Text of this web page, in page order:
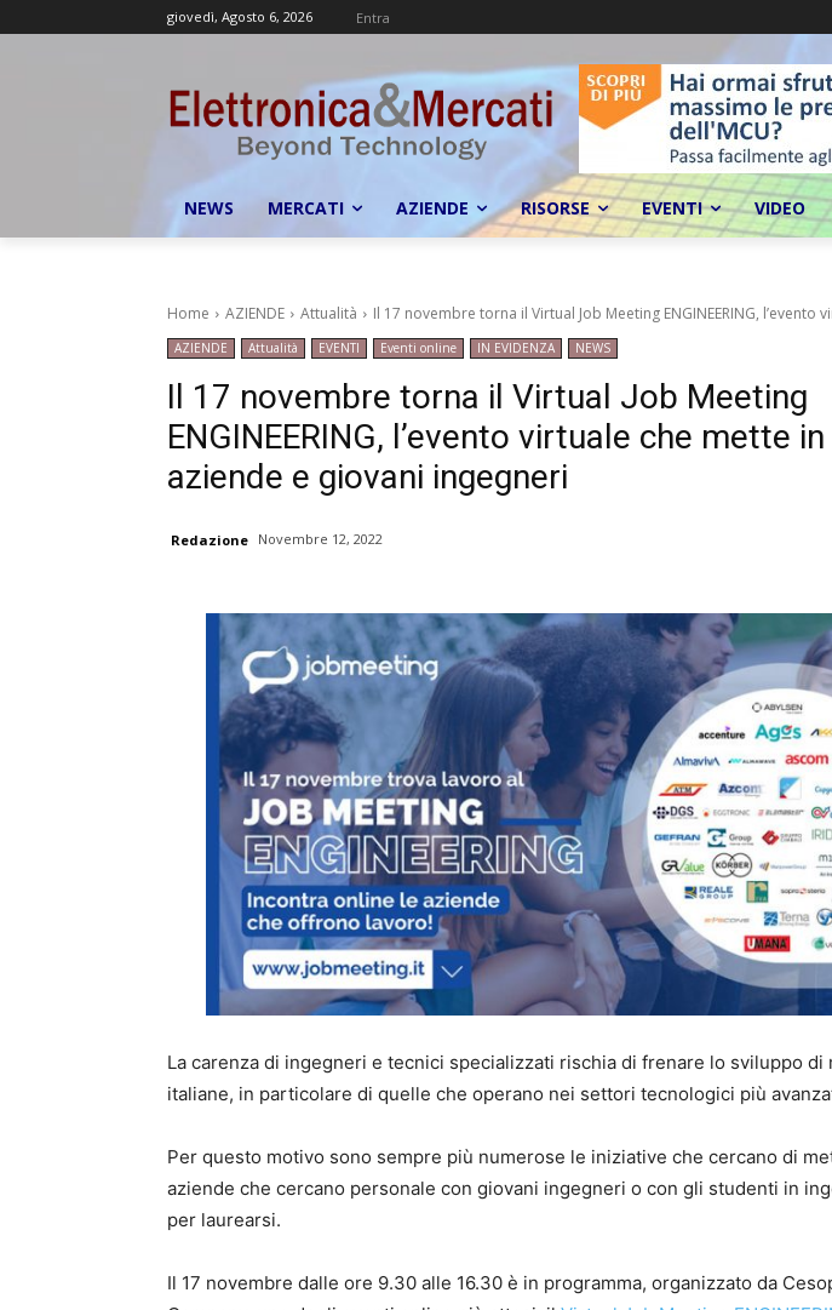
giovedì, Agosto 6, 2026 Entra
NEWS MERCATI AZIENDE RISORSE EVENTI VIDEO
Home AZIENDE Attualità Il 17 novembre torna il Virtual Job Meeting ENGINEERING, l’evento
AZIENDE Attualità EVENTI Eventi online IN EVIDENZA NEWS
Il 17 novembre torna il Virtual Job Meeting
ENGINEERING, l’evento virtuale che mette
aziende e giovani ingegneri
Redazione Novembre 12, 2022
La carenza di ingegneri e tecnici specializzati rischia di frenare lo sviluppo di
italiane, in particolare di quelle che operano nei settori tecnologici più
Per questo motivo sono sempre più numerose le iniziative che cercano di
aziende che cercano personale con giovani ingegneri o con gli studenti in
per laurearsi.
Il 17 novembre dalle ore 9.30 alle 16.30 è in programma, organizzato da